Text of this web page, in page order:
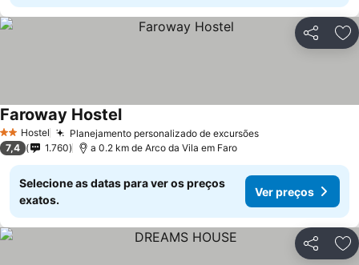
Partilhar
2 Estrelas
Hostel Planejamento personalizado de excursões
Faroway Hostel
7,4 1.760 a 0.2 km de Arco da Vila em Faro
Selecione as datas para ver os preços
exatos.
Ver preços
Partilhar